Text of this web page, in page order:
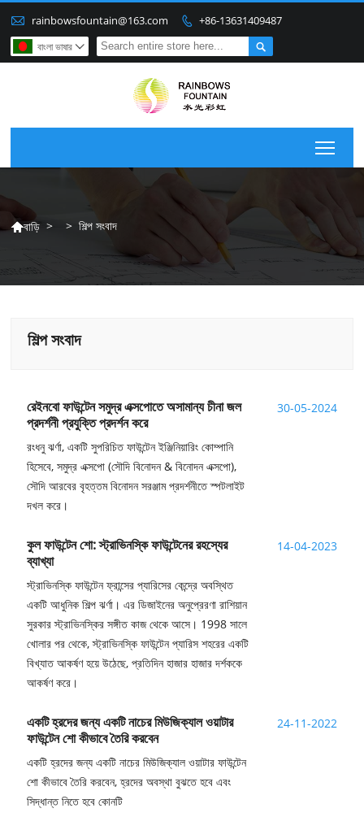
 rainbowsfountain@163.com  +86-13631409487

বাংলা ভাষার 
বাড়ি > > শিল্প সংবাদ
শিল্প সংবাদ
30-05-2024
রেইনবো ফাউন্টেন সমুদ্র এক্সপোতে অসামান্য চীনা জল
প্রদর্শনী প্রযুক্তি প্রদর্শন করে
রংধনু ঝর্ণা, একটি সুপরিচিত ফাউন্টেন ইঞ্জিনিয়ারিং কোম্পানি
হিসেবে, সমুদ্র এক্সপো (সৌদি বিনোদন & বিনোদন এক্সপো),
সৌদি আরবের বৃহত্তম বিনোদন সরঞ্জাম প্রদর্শনীতে স্পটলাইট
দখল করে।
14-04-2023
কুল ফাউন্টেন শো: স্ট্রাভিনস্কি ফাউন্টেনের রহস্যের
ব্যাখ্যা
স্ট্রাভিনস্কি ফাউন্টেন ফ্রান্সের প্যারিসের কেন্দ্রে অবস্থিত
একটি আধুনিক শিল্প ঝর্ণা। এর ডিজাইনের অনুপ্রেরণা রাশিয়ান
সুরকার স্ট্রাভিনস্কির সঙ্গীত কাজ থেকে আসে। 1998 সালে
খোলার পর থেকে, স্ট্রাভিনস্কি ফাউন্টেন প্যারিস শহরের একটি
বিখ্যাত আকর্ষণ হয়ে উঠেছে, প্রতিদিন হাজার হাজার দর্শককে
আকর্ষণ করে।
24-11-2022
একটি হ্রদের জন্য একটি নাচের মিউজিক্যাল ওয়াটার
ফাউন্টেন শো কীভাবে তৈরি করবেন
একটি হ্রদের জন্য একটি নাচের মিউজিক্যাল ওয়াটার ফাউন্টেন
শো কীভাবে তৈরি করবেন, হ্রদের অবস্থা বুঝতে হবে এবং
সিদ্ধান্ত নিতে হবে কোনটি